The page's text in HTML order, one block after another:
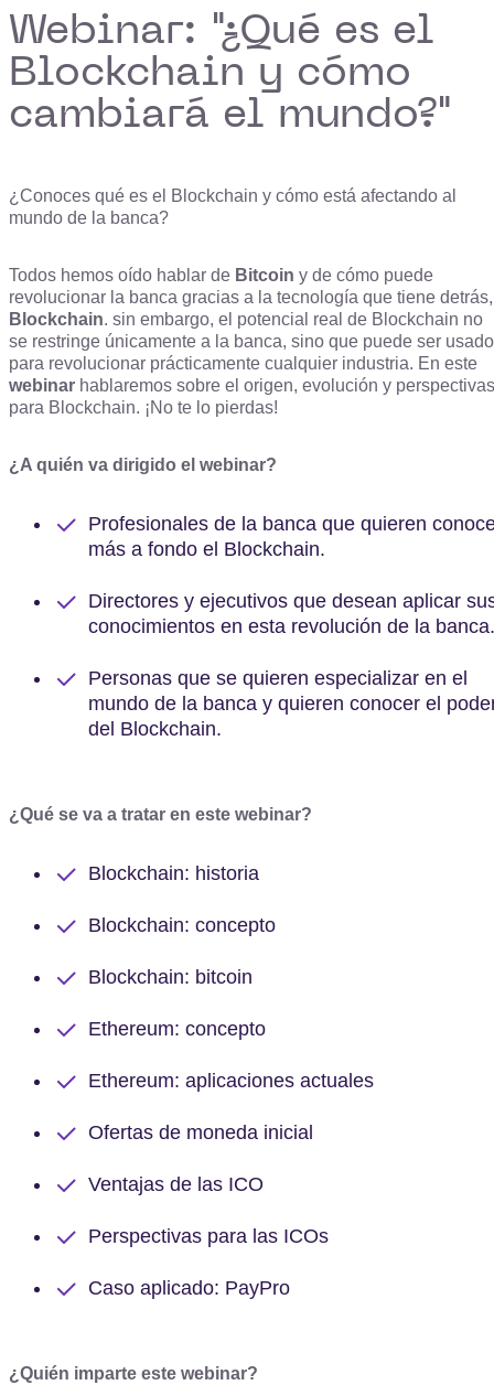
Webinar: "¿Qué es el
Blockchain y cómo
cambiará el mundo?"
¿Conoces qué es el Blockchain y cómo está afectando al
mundo de la banca?
Todos hemos oído hablar de Bitcoin y de cómo puede
revolucionar la banca gracias a la tecnología que tiene detrás,
Blockchain. sin embargo, el potencial real de Blockchain no
se restringe únicamente a la banca, sino que puede ser usado
para revolucionar prácticamente cualquier industria. En este
webinar hablaremos sobre el origen, evolución y perspectivas
para Blockchain. ¡No te lo pierdas!
¿A quién va dirigido el webinar?
Profesionales de la banca que quieren
más a fondo el Blockchain.
Directores y ejecutivos que desean aplicar
conocimientos en esta revolución de la banca.
Personas que se quieren especializar en el
mundo de la banca y quieren conocer el
del Blockchain.
¿Qué se va a tratar en este webinar?
Blockchain: historia
Blockchain: concepto
Blockchain: bitcoin
Ethereum: concepto
Ethereum: aplicaciones actuales
Ofertas de moneda inicial
Ventajas de las ICO
Perspectivas para las ICOs
Caso aplicado: PayPro
¿Quién imparte este webinar?